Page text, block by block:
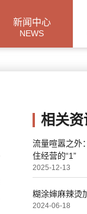
新闻中心
NEWS
相关资
流量喧嚣之外
住经营的“1”
2025-12-13
糊涂婶麻辣烫
2024-06-18